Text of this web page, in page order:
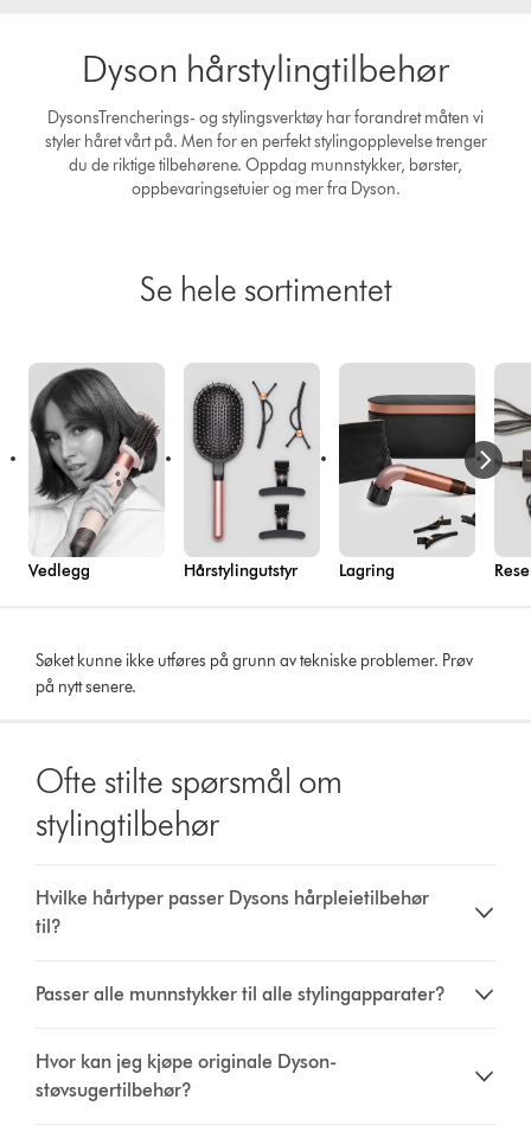
Dyson hårstylingtilbehør
DysonsTrencherings- og stylingsverktøy har forandret måten vi
styler håret vårt på. Men for en perfekt stylingopplevelse trenger
du de riktige tilbehørene. Oppdag munnstykker, børster,
oppbevaringsetuier og mer fra Dyson.
Se hele sortimentet
Vedlegg Hårstylingutstyr Lagring
Søket kunne ikke utføres på grunn av tekniske problemer. Prøv
på nytt senere.
Ofte stilte spørsmål om
stylingtilbehør
Hvilke hårtyper passer Dysons hårpleietilbehør
til?
Passer alle munnstykker til alle stylingapparater?
Hvor kan jeg kjøpe originale Dyson-
støvsugertilbehør?